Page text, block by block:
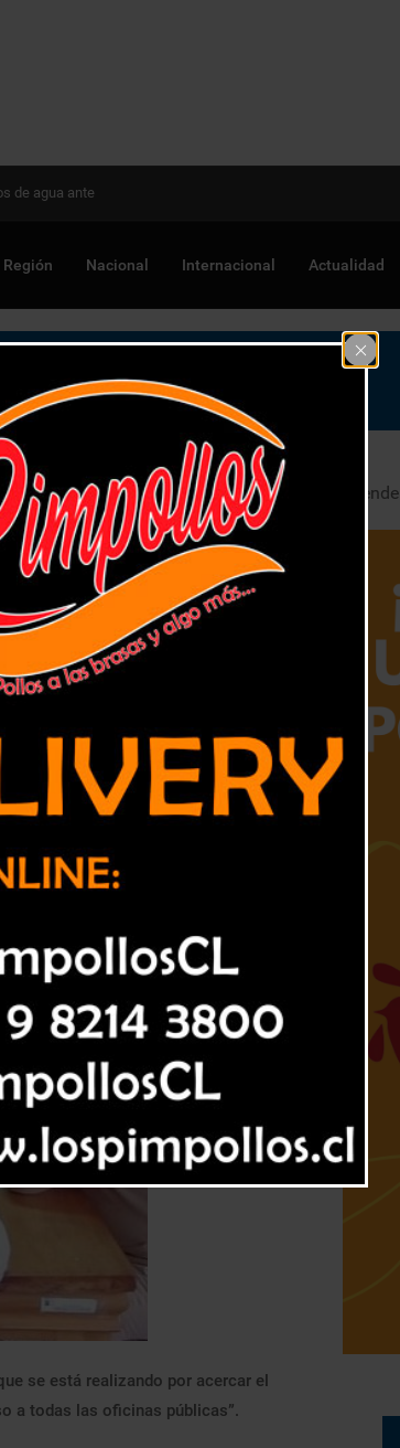
Región Nacional Internacional Actualidad
de los servicios que ofrece IPS Chile Atiende
de los servicios
se está realizando por acercar el
a todas las oficinas públicas”.